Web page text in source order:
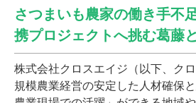
さつまいも農家の働き手不
携プロジェクトへ挑む葛藤と
株式会社クロスエイジ（以下、ク
規模農業経営の安定した人材確保